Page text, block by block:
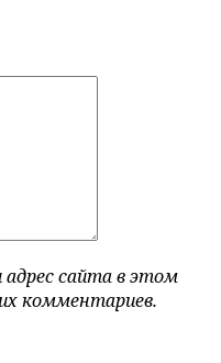
сайта в этом
комментариев.